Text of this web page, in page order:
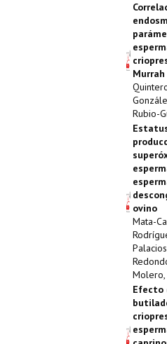
Murrah
Rubio-
ovino
Mata-
Molero,
Efecto